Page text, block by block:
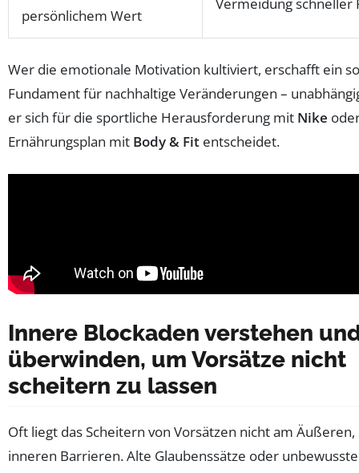
persönlichem Wert
Wer die emotionale Motivation kultiviert, erschafft ein
Fundament für nachhaltige Veränderungen –
er sich für die sportliche Herausforderung mit Nike
Ernährungsplan mit Body & Fit entscheidet.
Innere Blockaden verstehen
überwinden, um Vorsätze nicht
scheitern zu lassen
Oft liegt das Scheitern von Vorsätzen nicht am
inneren Barrieren. Alte Glaubenssätze oder